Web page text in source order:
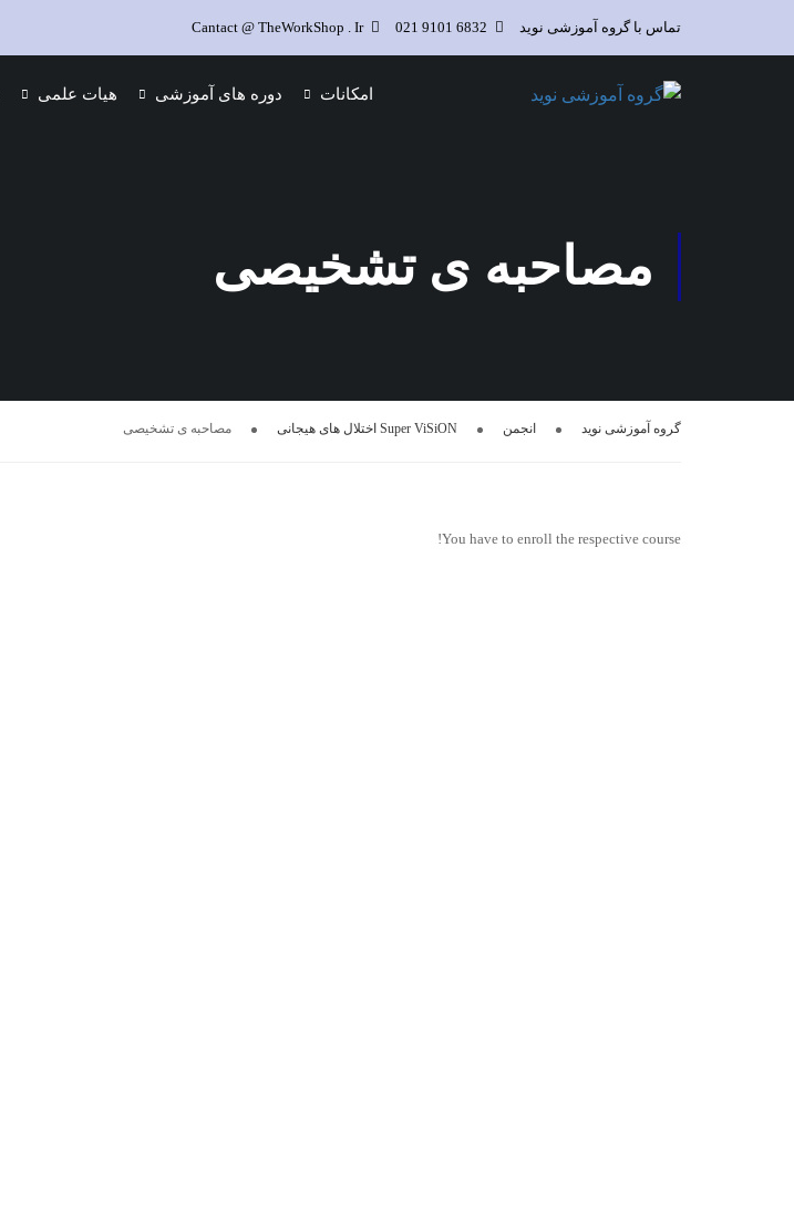
تماس با گروه آموزشی نوید 6832 9101 021
Cantact @ TheWorkShop . Ir
امکانات دوره های آموزشی هیات علمی
مصاحبه ی تشخیصی
گروه آموزشی نوید انجمن Super ViSiON اختلال های هیجانی مصاحبه ی تشخیصی
You have to enroll the respective course!